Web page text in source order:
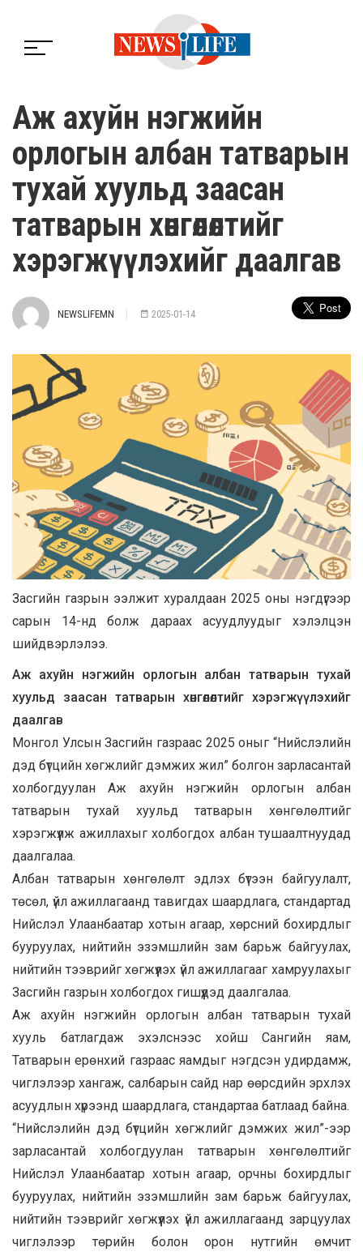
Аж ахуйн нэгжийн
орлогын албан татварын
тухай хуульд заасан
татварын хөнгөлөлтийг
хэрэгжүүлэхийг даалгав
NEWSLIFEMN 2025-01-14
Засгийн газрын ээлжит хуралдаан 2025 оны нэгдүгээр
сарын 14-нд болж дараах асуудлуудыг хэлэлцэн
шийдвэрлэлээ.
Аж ахуйн нэгжийн орлогын албан татварын тухай
хуульд заасан татварын хөнгөлөлтийг хэрэгжүүлэхийг
даалгав
Монгол Улсын Засгийн газраас 2025 оныг “Нийслэлийн
дэд бүтцийн хөгжлийг дэмжих жил” болгон зарласантай
холбогдуулан Аж ахуйн нэгжийн орлогын албан
татварын тухай хуульд татварын хөнгөлөлтийг
хэрэгжүүлж ажиллахыг холбогдох албан тушаалтнуудад
даалгалаа.
Албан татварын хөнгөлөлт эдлэх бүтээн байгуулалт,
төсөл, үйл ажиллагаанд тавигдах шаардлага, стандартад
Нийслэл Улаанбаатар хотын агаар, хөрсний бохирдлыг
бууруулах, нийтийн эзэмшлийн зам барьж байгуулах,
нийтийн тээврийг хөгжүүлэх үйл ажиллагааг хамруулахыг
Засгийн газрын холбогдох гишүүдэд даалгалаа.
Аж ахуйн нэгжийн орлогын албан татварын тухай
хууль батлагдаж эхэлснээс хойш Сангийн яам,
Татварын ерөнхий газраас яамдыг нэгдсэн удирдамж,
чиглэлээр хангаж, салбарын сайд нар өөрсдийн эрхлэх
асуудлын хүрээнд шаардлага, стандартаа батлаад байна.
“Нийслэлийн дэд бүтцийн хөгжлийг дэмжих жил”-ээр
зарласантай холбогдуулан татварын хөнгөлөлтийг
Нийслэл Улаанбаатар хотын агаар, орчны бохирдлыг
бууруулах, нийтийн эзэмшлийн зам барьж байгуулах,
нийтийн тээврийг хөгжүүлэх үйл ажиллагаанд зарцуулах
чиглэлээр төрийн болон орон нутгийн өмчит